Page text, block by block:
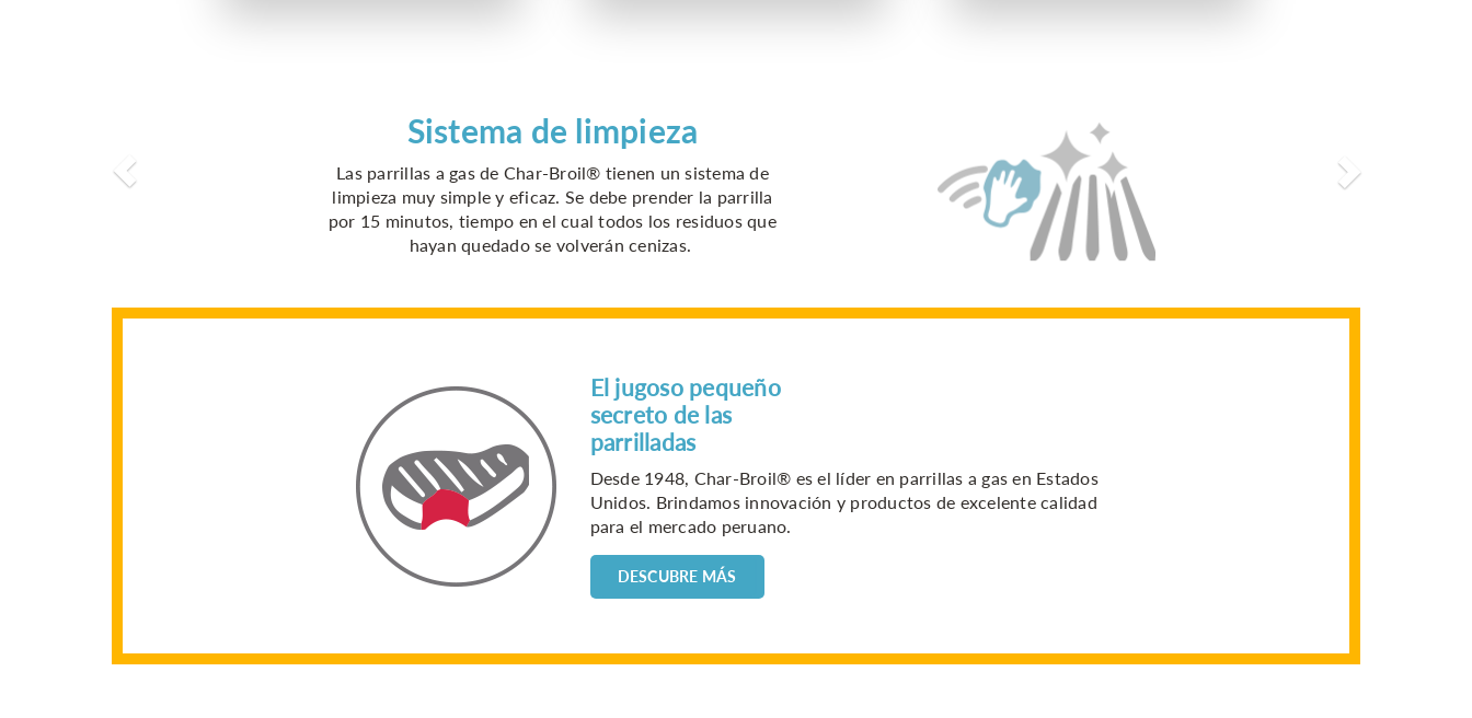
Sistema de limpieza
Las parrillas a gas de Char-Broil® tienen un sistema de
limpieza muy simple y eficaz. Se debe prender la parrilla
por 15 minutos, tiempo en el cual todos los residuos que
hayan quedado se volverán cenizas.
Previous Next
El jugoso pequeño
secreto de las
parrilladas
Desde 1948, Char-Broil® es el líder en parrillas a gas en Estados
Unidos. Brindamos innovación y productos de excelente calidad
para el mercado peruano.
DESCUBRE MÁS